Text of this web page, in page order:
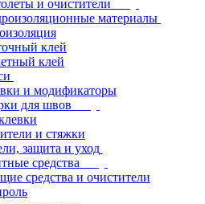
и очистители
материалы
клей
клей
и модификаторы
для швов
и стяжки
защита и уход
средства
средства и очистители